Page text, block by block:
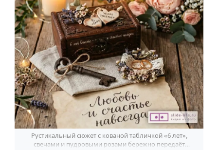
Рустикальный сюжет с кованой табличкой «6 лет»,
свечами и пудровыми розами бережно передаёт